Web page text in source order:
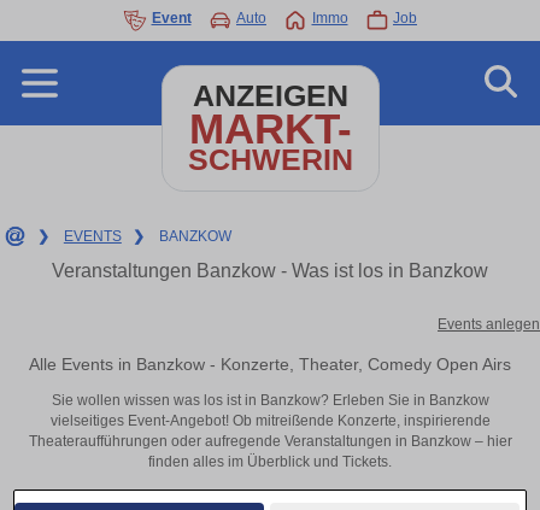
Event Auto Immo Job
ANZEIGEN
MARKT-
SCHWERIN
❯ EVENTS ❯ BANZKOW
Veranstaltungen Banzkow - Was ist los in Banzkow
Events anlegen
Alle Events in Banzkow - Konzerte, Theater, Comedy Open Airs
Sie wollen wissen was los ist in Banzkow? Erleben Sie in Banzkow
vielseitiges Event-Angebot! Ob mitreißende Konzerte, inspirierende
Theateraufführungen oder aufregende Veranstaltungen in Banzkow – hier
finden alles im Überblick und Tickets.